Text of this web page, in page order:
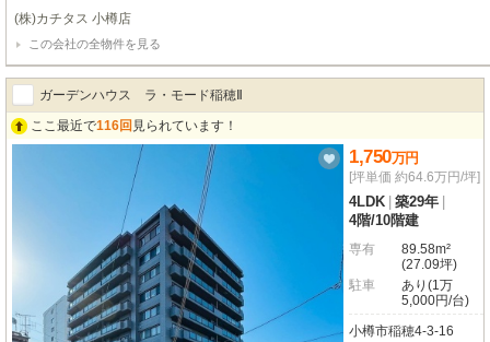
崎屋小樽店様約400ｍ（徒歩5分）・ツルハドラッグ小樽店様まで約260m（徒
証。・敷地内に1台駐車可能です。空き状況についてはお問い合わせください
自社売主物件につき随時内覧可能です。お電話かメールでご希望日をお知ら
(株)カチタス 小樽店
この会社の全物件を見る
ガーデンハウス ラ・モード稲穂Ⅱ
ここ最近で116回 見られています！
1,750万円
[坪単価 約64.6万円/坪]
4LDK 築29年
4階/10階建
専有
89.58m²
(27.09坪)
駐車
あり(1万
5,000円/台)
小樽市稲穂4-3-16